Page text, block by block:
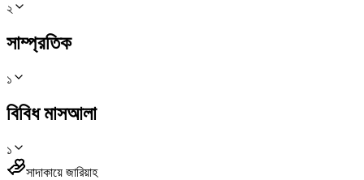
২
সাম্প্রতিক
১
বিবিধ মাসআলা
১
সাদাকায়ে জারিয়াহ